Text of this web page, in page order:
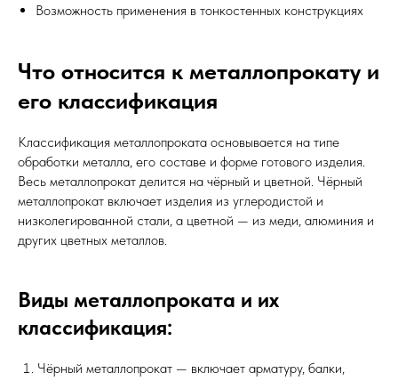
Возможность применения в тонкостенных конструкциях
Что относится к металлопрокату и
его классификация
Классификация металлопроката основывается на типе
обработки металла, его составе и форме готового изделия.
Весь металлопрокат делится на чёрный и цветной. Чёрный
металлопрокат включает изделия из углеродистой и
низколегированной стали, а цветной — из меди, алюминия и
других цветных металлов.
Виды металлопроката и их
классификация:
Чёрный металлопрокат — включает арматуру, балки,